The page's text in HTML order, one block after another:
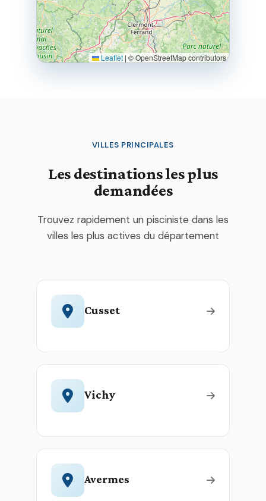
Leaflet | © OpenStreetMap contributors
VILLES PRINCIPALES
Les destinations les plus
demandées
Trouvez rapidement un pisciniste dans les
villes les plus actives du département
Cusset
Vichy
Avermes